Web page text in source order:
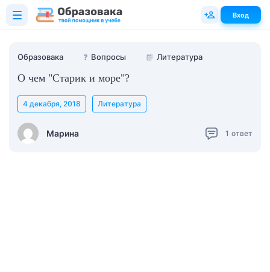
Образовака ❓ Вопросы 📗 Литература
О чем "Старик и море"?
Марина
4 декабря, 2018 Литература
1 ответ
Вход